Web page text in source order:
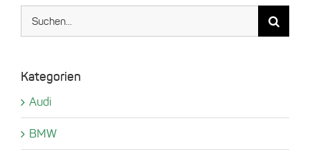
Kategorien
Audi
BMW